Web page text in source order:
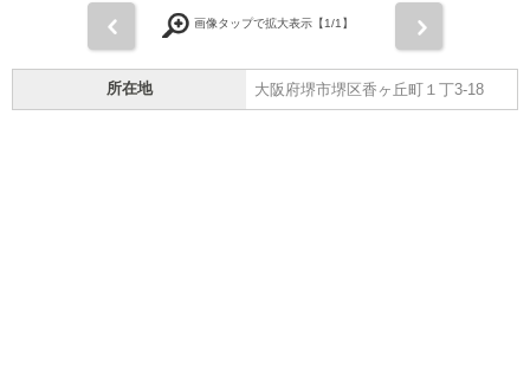
画像タップで拡大表示【1/1】
所在地 大阪府堺市堺区香ヶ丘町１丁3-18